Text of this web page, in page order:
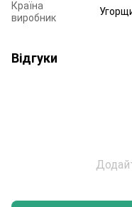
Країна
виробник
Відгуки